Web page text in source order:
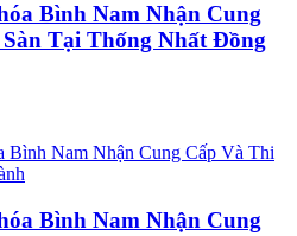
Bình Nam Nhận Cung
Tại Thống Nhất Đồng
Bình Nam Nhận Cung